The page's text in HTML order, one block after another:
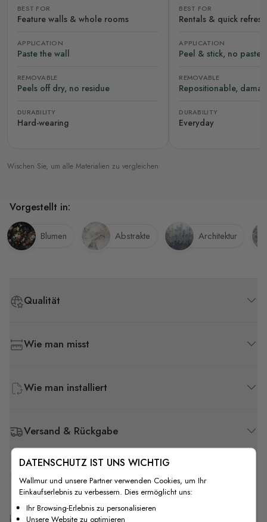
BEST FOR
Feature walls & whole rooms
APPLICATION
Paste the wall
REMOVABLE
Peels off dry, no residue
DURABILITY
Hard-wearing
BEST FOR
Rentals & quick
APPLICATION
Peel & stick, no paste
REMOVABLE
Repositionable,
DURABILITY
Everyday
Wischen Sie, um alle Materialien zu vergleichen
Qualität
Wie man misst
Wie man installiert
Versand & Rückgabe
F.A.Q
Kostenlose Anpassung
Vorgestellt in:
Blumen Abstrakte Architektur
DATENSCHUTZ IST UNS WICHTIG
Wallmur und unsere Partner verwenden Cookies, um Ihr
Einkaufserlebnis zu verbessern. Dies ermöglicht uns:
Ihr Browsing-Erlebnis zu personalisieren
Unsere Website zu optimieren